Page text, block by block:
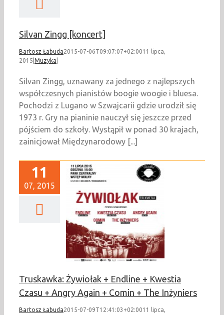
Silvan Zingg [koncert]
Bartosz Łabuda2015-07-06T09:07:07+02:0011 lipca,
2015 Muzyka
Silvan Zingg, uznawany za jednego z najlepszych
współczesnych pianistów boogie woogie i bluesa.
Pochodzi z Lugano w Szwajcarii gdzie urodził się
1973 r. Gry na pianinie nauczył się jeszcze przed
pójściem do szkoły. Wystąpił w ponad 30 krajach,
zainicjował Międzynarodowy [...]
11
07, 2015
Żywiołak +
Kwestia Czasu +
Truskawka: Żywiołak + Endline + Kwestia
Czasu + Angry Again + Comin + The Inżyniers
Bartosz Łabuda2015-07-09T12:41:03+02:0011 lipca,